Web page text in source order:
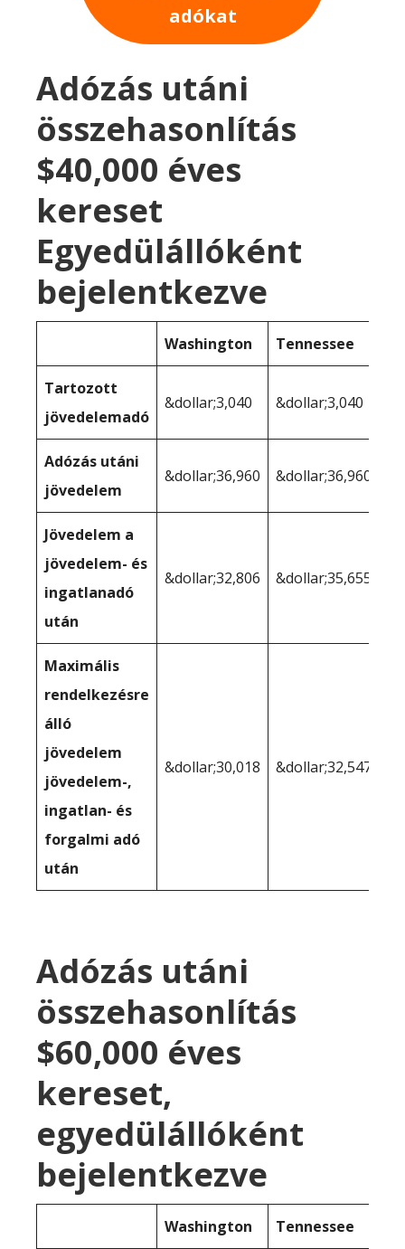
adókat
Adózás utáni
összehasonlítás
$40,000 éves
kereset
Egyedülállóként
bejelentkezve
Washington Tennessee
Tartozott
jövedelemadó
&dollar;3,040 &dollar;3,040
Adózás utáni
jövedelem
&dollar;36,960 &dollar;36,960
Jövedelem a
jövedelem- és
ingatlanadó
után
&dollar;32,806 &dollar;35,655
Maximális
rendelkezésre
álló
jövedelem
jövedelem-,
ingatlan- és
forgalmi adó
után
&dollar;30,018 &dollar;32,547
Adózás utáni
összehasonlítás
$60,000 éves
kereset,
egyedülállóként
bejelentkezve
Washington Tennessee